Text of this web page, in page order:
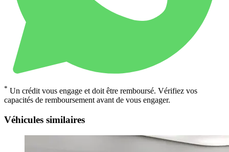
* Un crédit vous engage et doit être remboursé. Vérifiez vos
capacités de remboursement avant de vous engager.
Véhicules similaires